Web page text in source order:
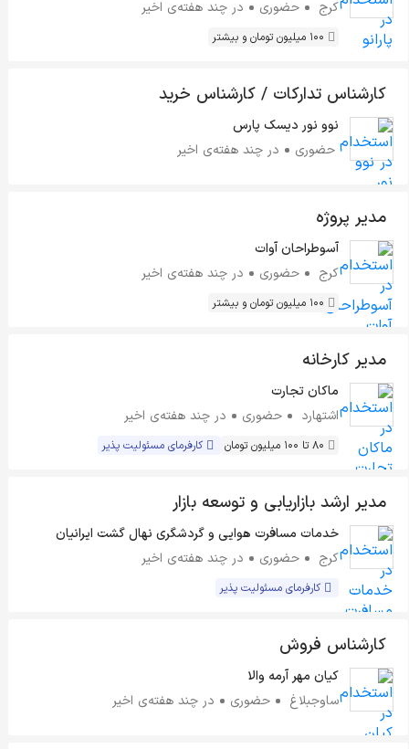
کرج
حضوری در چند هفته‌ی اخیر
100 میلیون تومان و بیشتر
کارشناس تدارکات / کارشناس خرید
نوو نور دیسک پارس
حضوری
در چند هفته‌ی اخیر
مدیر پروژه
آسوطراحان آوات
کرج
حضوری در چند هفته‌ی اخیر
100 میلیون تومان و بیشتر
مدیر کارخانه
ماکان تجارت
اشتهارد
حضوری در چند هفته‌ی اخیر
80 تا 100 میلیون تومان کارفرمای مسئولیت پذیر
مدیر ارشد بازاریابی و توسعه بازار
خدمات مسافرت هوایی و گردشگری نهال گشت ایرانیان
کرج
حضوری در چند هفته‌ی اخیر
کارفرمای مسئولیت پذیر
کارشناس فروش
کیان مهر آرمه والا
ساوجبلاغ
حضوری در چند هفته‌ی اخیر